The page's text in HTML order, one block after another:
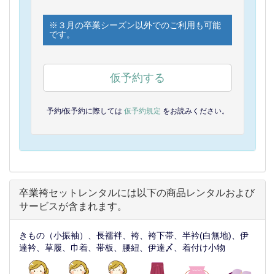
※３月の卒業シーズン以外でのご利用も可能
です。
仮予約する
予約/仮予約に際しては 仮予約規定 をお読みください。
卒業袴セットレンタルには以下の商品レンタルおよび
サービスが含まれます。
きもの（小振袖）、長襦袢、袴、袴下帯、半衿(白無地)、伊
達衿、草履、巾着、帯板、腰紐、伊達〆、着付け小物